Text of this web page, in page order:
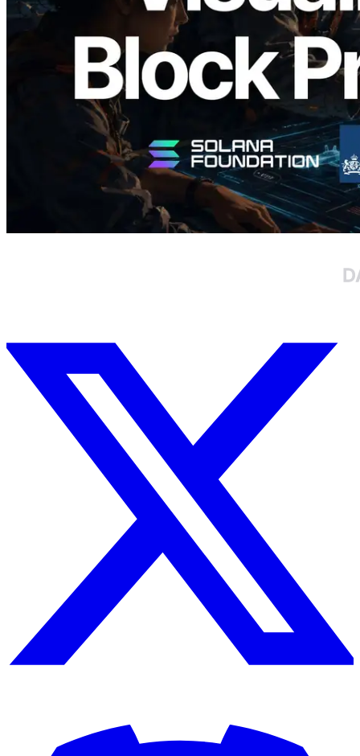
ระดับ slot และบาลิเดเตอร์ที่รับผิดชอบ